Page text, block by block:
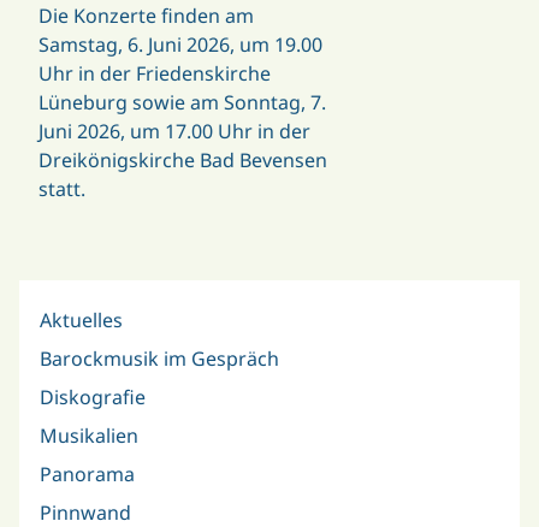
Die Konzerte finden am
Samstag, 6. Juni 2026, um 19.00
Uhr in der Friedenskirche
Lüneburg sowie am Sonntag, 7.
Juni 2026, um 17.00 Uhr in der
Dreikönigskirche Bad Bevensen
statt.
Aktuelles
Barockmusik im Gespräch
Diskografie
Musikalien
Panorama
Pinnwand